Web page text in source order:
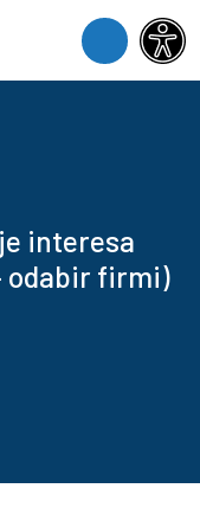
Menu
interesa
odabir firmi)